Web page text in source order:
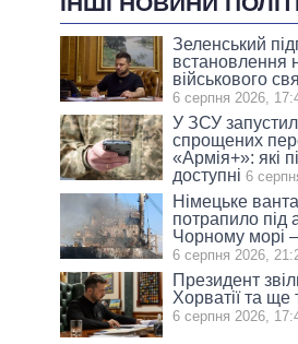
Зеленський
встановлення
військового
6 серпня 2026,
У ЗСУ
спрощених
«Армія+»: які
доступні 6
Німецьке
потрапило під
Чорному морі
6 серпня 2026,
Президент
Хорватії та ще
6 серпня 2026,